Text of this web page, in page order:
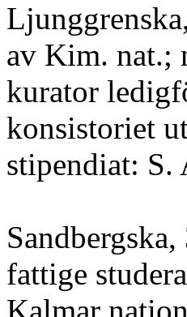
av Kim. nat.;
kurator
konsistoriet
stipendiat: S.
fattige